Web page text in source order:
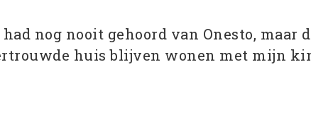
nog nooit gehoord van Onesto,
huis blijven wonen met mijn